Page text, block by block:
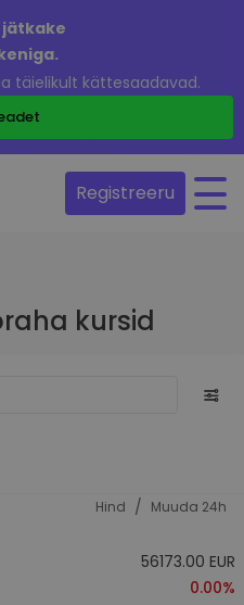
jätkake
täielikult kättesaadavad.
Registreeru
kursid
Hind / Muuda 24h
56173.00 EUR
0.00%